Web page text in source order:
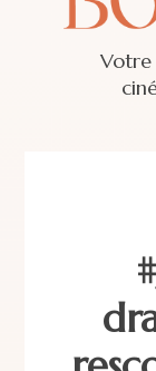
Votre